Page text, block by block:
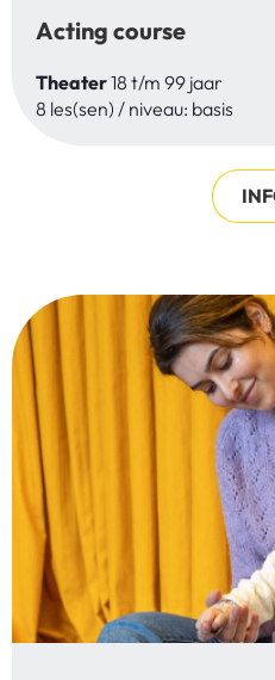
Acting course
Theater18 t/m 99 jaar
8 les(sen) / niveau: basis